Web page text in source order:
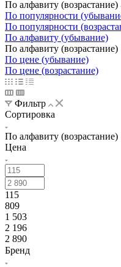
По алфавиту (возрастание)
По популярности
По популярности
По алфавиту (убывание)
По алфавиту (возрастание)
По цене (убывание)
По цене (возрастание)
Фильтр
Сортировка
По алфавиту (возрастание)
Цена
115
809
1 503
2 196
2 890
Бренд